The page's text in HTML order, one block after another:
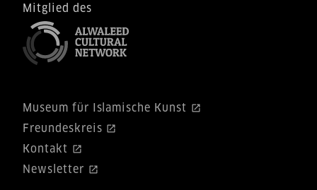
Mitglied des
Museum für Islamische Kunst
Freundeskreis
Kontakt
Newsletter